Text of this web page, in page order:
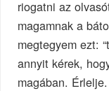
riogatni az
magamnak a
megtegyem ezt:
annyit kérek,
magában.